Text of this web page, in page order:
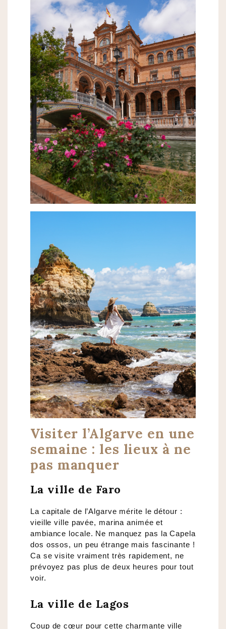
Visiter l’Algarve en une
semaine : les lieux à ne
pas manquer
La ville de Faro
La capitale de l’Algarve mérite le détour :
vieille ville pavée, marina animée et
ambiance locale. Ne manquez pas la Capela
dos ossos, un peu étrange mais fascinante !
Ca se visite vraiment très rapidement, ne
prévoyez pas plus de deux heures pour tout
voir.
La ville de Lagos
Coup de cœur pour cette charmante ville